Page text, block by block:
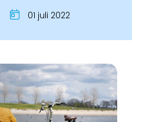
01 juli 2022